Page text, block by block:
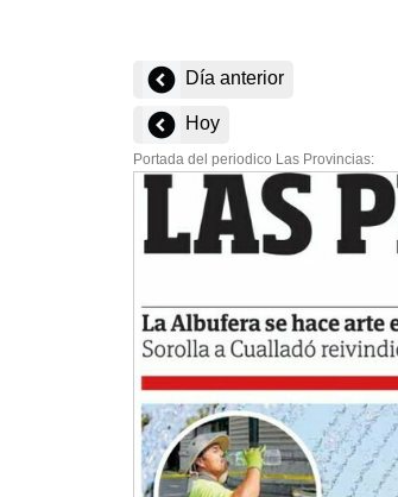
Día anterior
Hoy
Portada del periodico Las Provincias: